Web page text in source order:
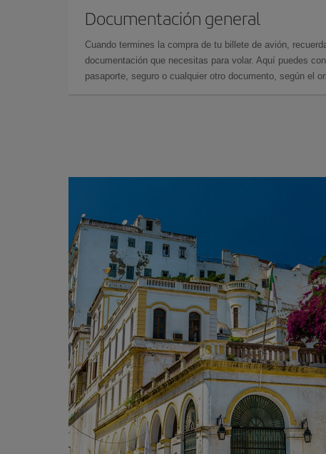
Documentación general
Cuando termines la compra de tu billete de avión,
documentación que necesitas para volar. Aquí puedes
pasaporte, seguro o cualquier otro documento, según el